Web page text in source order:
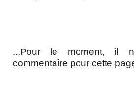
...Pour le moment, il
commentaire pour cette